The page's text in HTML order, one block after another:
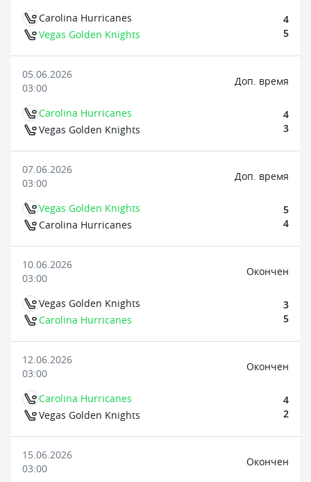
Carolina Hurricanes
Vegas Golden Knights
4
5
05.06.2026
03:00
Carolina Hurricanes
Vegas Golden Knights
Доп. время
4
3
07.06.2026
03:00
Vegas Golden Knights
Carolina Hurricanes
Доп. время
5
4
10.06.2026
03:00
Vegas Golden Knights
Carolina Hurricanes
Oкончен
3
5
12.06.2026
03:00
Carolina Hurricanes
Vegas Golden Knights
Oкончен
4
2
15.06.2026
03:00
Oкончен